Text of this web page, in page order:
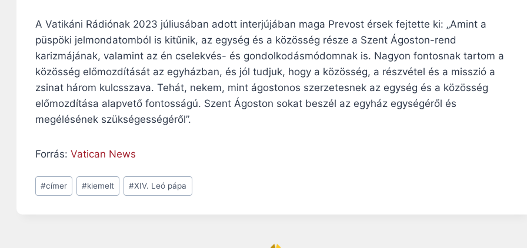
A Vatikáni Rádiónak 2023 júliusában adott interjújában maga Prevost érsek fejtette ki: „Amint a
püspöki jelmondatomból is kitűnik, az egység és a közösség része a Szent Ágoston-rend
karizmájának, valamint az én cselekvés- és gondolkodásmódomnak is. Nagyon fontosnak tartom a
közösség előmozdítását az egyházban, és jól tudjuk, hogy a közösség, a részvétel és a misszió a
zsinat három kulcsszava. Tehát, nekem, mint ágostonos szerzetesnek az egység és a közösség
előmozdítása alapvető fontosságú. Szent Ágoston sokat beszél az egyház egységéről és
megélésének szükségességéről”.
Forrás: Vatican News
Post
Tags:
#címer #kiemelt #XIV. Leó pápa